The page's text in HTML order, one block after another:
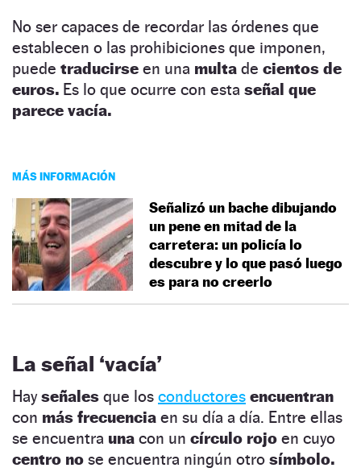
No ser capaces de recordar las órdenes que
establecen o las prohibiciones que imponen,
puede traducirse en una multa de cientos de
euros. Es lo que ocurre con esta señal que
parece vacía.
MÁS INFORMACIÓN
Señalizó un bache dibujando
un pene en mitad de la
carretera: un policía lo
descubre y lo que pasó luego
es para no creerlo
La señal ‘vacía’
Hayseñales que los conductores encuentran
con más frecuencia en su día a día. Entre ellas
se encuentra una con un círculo rojo en cuyo
centro no se encuentra ningún otro símbolo.